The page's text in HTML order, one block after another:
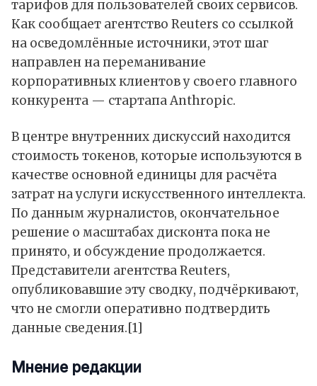
тарифов для пользователей своих сервисов.
Как сообщает агентство Reuters со ссылкой
на осведомлённые источники, этот шаг
направлен на переманивание
корпоративных клиентов у своего главного
конкурента — стартапа Anthropic.
В центре внутренних дискуссий находится
стоимость токенов, которые используются в
качестве основной единицы для расчёта
затрат на услуги искусственного интеллекта.
По данным журналистов, окончательное
решение о масштабах дисконта пока не
принято, и обсуждение продолжается.
Представители агентства Reuters,
опубликовавшие эту сводку, подчёркивают,
что не смогли оперативно подтвердить
данные сведения.[1]
Мнение редакции